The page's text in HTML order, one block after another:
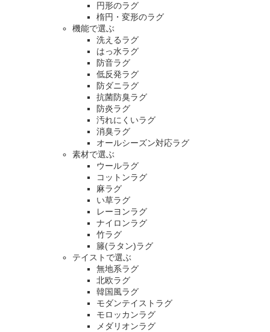
円形のラグ
楕円・変形のラグ
機能で選ぶ
洗えるラグ
はっ水ラグ
防音ラグ
低反発ラグ
防ダニラグ
抗菌防臭ラグ
防炎ラグ
汚れにくいラグ
消臭ラグ
オールシーズン対応ラグ
素材で選ぶ
ウールラグ
コットンラグ
麻ラグ
い草ラグ
レーヨンラグ
ナイロンラグ
竹ラグ
籐(ラタン)ラグ
テイストで選ぶ
無地系ラグ
北欧ラグ
韓国風ラグ
モダンテイストラグ
モロッカンラグ
メダリオンラグ